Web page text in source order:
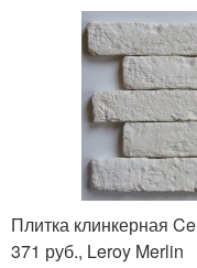
Плитка клинкерная
371 руб., Leroy Merlin